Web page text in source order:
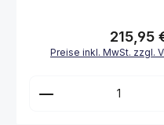
Regulärer
215,95
Preise inkl. MwSt. zzgl.
Produkt